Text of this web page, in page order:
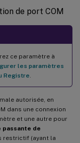
de port COM
ce paramètre à
les paramètres
Registre
autorisée, en
dans une connexion
et une autre pour
passante de
restrictif (ayant la